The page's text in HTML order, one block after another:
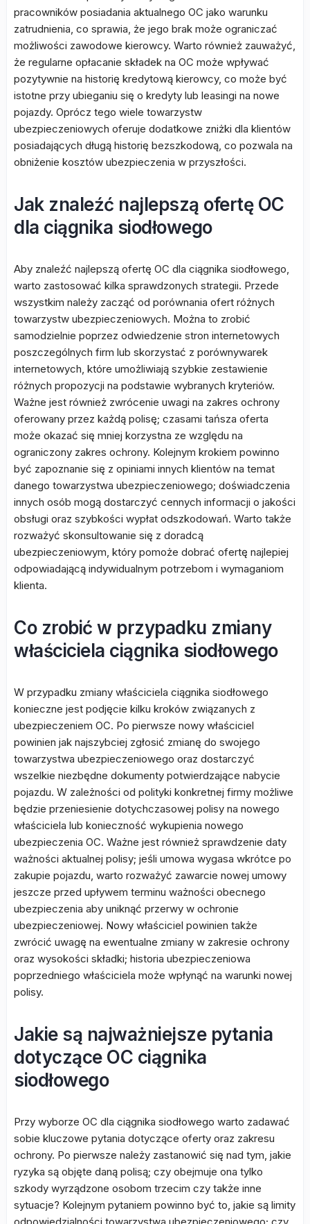
pracowników posiadania aktualnego OC jako warunku
zatrudnienia, co sprawia, że jego brak może ograniczać
możliwości zawodowe kierowcy. Warto również zauważyć,
że regularne opłacanie składek na OC może wpływać
pozytywnie na historię kredytową kierowcy, co może być
istotne przy ubieganiu się o kredyty lub leasingi na nowe
pojazdy. Oprócz tego wiele towarzystw
ubezpieczeniowych oferuje dodatkowe zniżki dla klientów
posiadających długą historię bezszkodową, co pozwala na
obniżenie kosztów ubezpieczenia w przyszłości.
Jak znaleźć najlepszą ofertę OC
dla ciągnika siodłowego
Aby znaleźć najlepszą ofertę OC dla ciągnika siodłowego,
warto zastosować kilka sprawdzonych strategii. Przede
wszystkim należy zacząć od porównania ofert różnych
towarzystw ubezpieczeniowych. Można to zrobić
samodzielnie poprzez odwiedzenie stron internetowych
poszczególnych firm lub skorzystać z porównywarek
internetowych, które umożliwiają szybkie zestawienie
różnych propozycji na podstawie wybranych kryteriów.
Ważne jest również zwrócenie uwagi na zakres ochrony
oferowany przez każdą polisę; czasami tańsza oferta
może okazać się mniej korzystna ze względu na
ograniczony zakres ochrony. Kolejnym krokiem powinno
być zapoznanie się z opiniami innych klientów na temat
danego towarzystwa ubezpieczeniowego; doświadczenia
innych osób mogą dostarczyć cennych informacji o jakości
obsługi oraz szybkości wypłat odszkodowań. Warto także
rozważyć skonsultowanie się z doradcą
ubezpieczeniowym, który pomoże dobrać ofertę najlepiej
odpowiadającą indywidualnym potrzebom i wymaganiom
klienta.
Co zrobić w przypadku zmiany
właściciela ciągnika siodłowego
W przypadku zmiany właściciela ciągnika siodłowego
konieczne jest podjęcie kilku kroków związanych z
ubezpieczeniem OC. Po pierwsze nowy właściciel
powinien jak najszybciej zgłosić zmianę do swojego
towarzystwa ubezpieczeniowego oraz dostarczyć
wszelkie niezbędne dokumenty potwierdzające nabycie
pojazdu. W zależności od polityki konkretnej firmy możliwe
będzie przeniesienie dotychczasowej polisy na nowego
właściciela lub konieczność wykupienia nowego
ubezpieczenia OC. Ważne jest również sprawdzenie daty
ważności aktualnej polisy; jeśli umowa wygasa wkrótce po
zakupie pojazdu, warto rozważyć zawarcie nowej umowy
jeszcze przed upływem terminu ważności obecnego
ubezpieczenia aby uniknąć przerwy w ochronie
ubezpieczeniowej. Nowy właściciel powinien także
zwrócić uwagę na ewentualne zmiany w zakresie ochrony
oraz wysokości składki; historia ubezpieczeniowa
poprzedniego właściciela może wpłynąć na warunki nowej
polisy.
Jakie są najważniejsze pytania
dotyczące OC ciągnika
siodłowego
Przy wyborze OC dla ciągnika siodłowego warto zadawać
sobie kluczowe pytania dotyczące oferty oraz zakresu
ochrony. Po pierwsze należy zastanowić się nad tym, jakie
ryzyka są objęte daną polisą; czy obejmuje ona tylko
szkody wyrządzone osobom trzecim czy także inne
sytuacje? Kolejnym pytaniem powinno być to, jakie są limity